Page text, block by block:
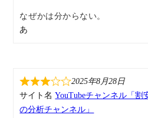
なぜかは分からない。
あ
2025年8月28日
サイト名YouTubeチャンネル「
の分析チャンネル」